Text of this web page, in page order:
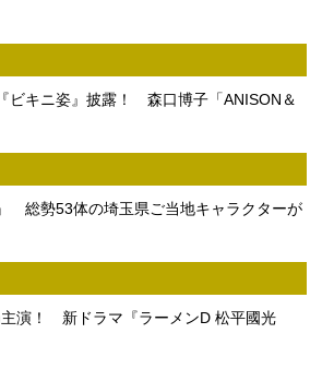
ビキニ姿』披露！ 森口博子「ANISON＆
総勢53体の埼玉県ご当地キャラクターが
演！ 新ドラマ『ラーメンD 松平國光